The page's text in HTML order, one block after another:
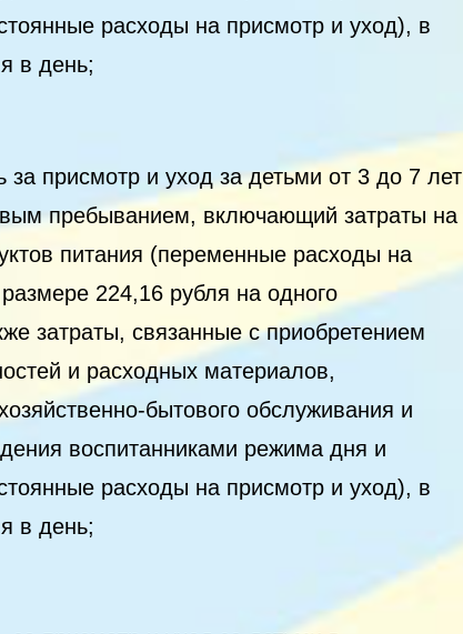
расходы на присмотр и уход), в
в день;
за присмотр и уход за детьми от 3 до 7 лет
пребыванием, включающий затраты на
питания (переменные расходы на
224,16 рубля на одного
затраты, связанные с приобретением
и расходных материалов,
бытового обслуживания и
воспитанниками режима дня и
расходы на присмотр и уход), в
в день;